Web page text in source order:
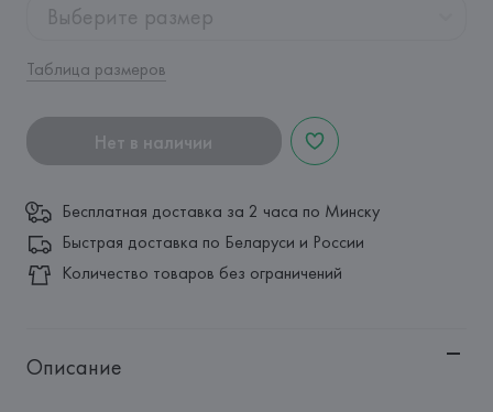
Выберите размер
Таблица размеров
Нет в наличии
Бесплатная доставка за 2 часа по Минску
Быстрая доставка по Беларуси и России
Количество товаров без ограничений
Описание